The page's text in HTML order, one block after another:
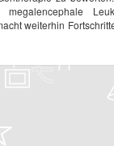
weiterhin